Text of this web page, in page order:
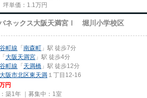
坪単価： 1.1 万円
ネックス大阪天満宮Ⅰ 堀川小学校区
町線 「南森町 」駅 徒歩7分
「大阪天満宮 」駅 徒歩4分
町線 「天満橋 」駅 徒歩12分
大阪市北区東天満 １丁目12-16
円
築1年 ｜募集中： 1室